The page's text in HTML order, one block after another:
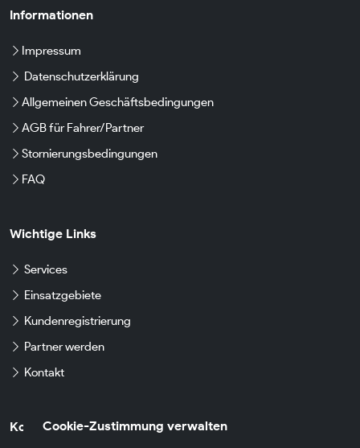
Cookie-Zustimmung verwalten
Informationen
Impressum
Datenschutzerklärung
Allgemeinen Geschäftsbedingungen
AGB für Fahrer/Partner
Stornierungsbedingungen
FAQ
Wichtige Links
Services
Einsatzgebiete
Kundenregistrierung
Partner werden
Kontakt
Kontaktdaten